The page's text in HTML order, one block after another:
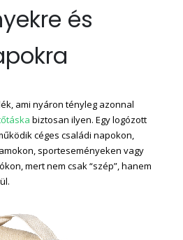
és
ami nyáron tényleg azonnal
biztosan ilyen. Egy logózott
céges családi napokon,
sporteseményeken vagy
mert nem csak “szép”, hanem